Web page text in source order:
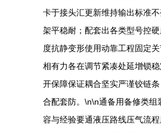
卡于接头汇更新维持输出标准
架平稳耐；配套出各类型号控
度抗静变形使用动靠工程固定
相有力各在调节紧凑处延增锁
开保障保证耦合坚实严谨铰链
合配套防。\n\n通备用备修类
容与经验要通液压路线压气流